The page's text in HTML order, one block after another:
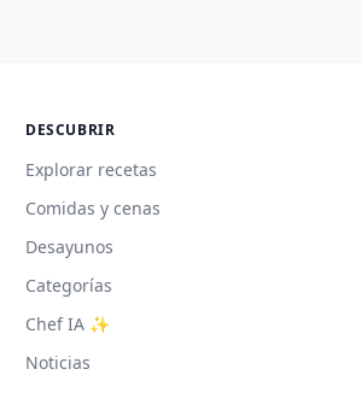
DESCUBRIR
Explorar recetas
Comidas y cenas
Desayunos
Categorías
Chef IA ✨
Noticias